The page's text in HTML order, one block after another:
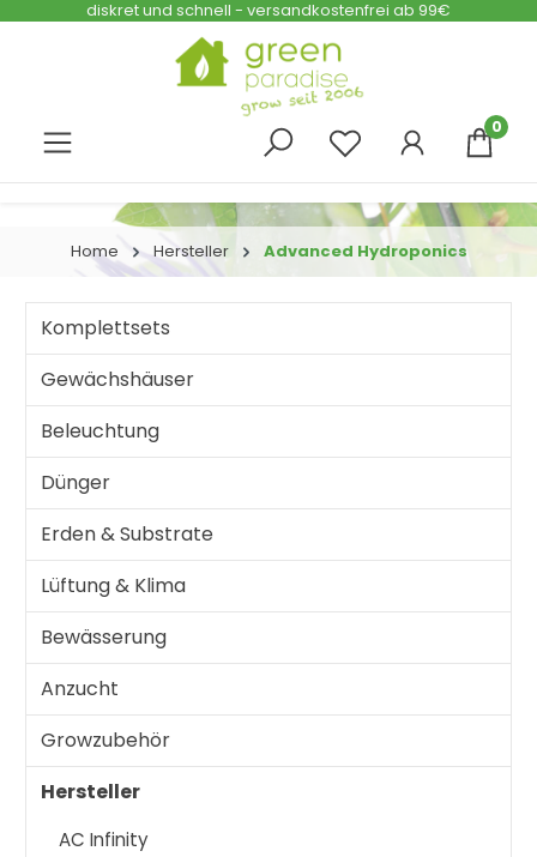
Zum Hauptinhalt springen
diskret und schnell - versandkostenfrei ab 99€
0
Home Hersteller Advanced Hydroponics
Komplettsets
Gewächshäuser
Beleuchtung
Dünger
Erden & Substrate
Lüftung & Klima
Bewässerung
Anzucht
Growzubehör
Hersteller
AC Infinity